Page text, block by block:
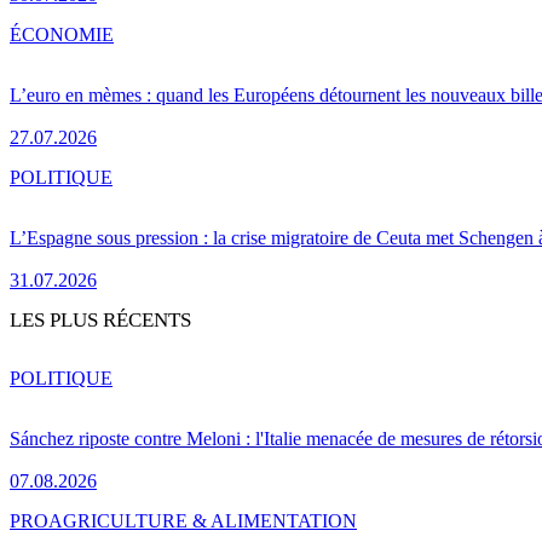
L’euro en mèmes : quand les Européens détournent les nouveaux
27.07.2026
ÉCONOMIE
L’Espagne sous pression : la crise migratoire de Ceuta met Schengen
31.07.2026
POLITIQUE
LES PLUS RÉCENTS
Sánchez riposte contre Meloni : l'Italie menacée de mesures de
07.08.2026
POLITIQUE
PROAGRICULTURE & ALIMENTATION